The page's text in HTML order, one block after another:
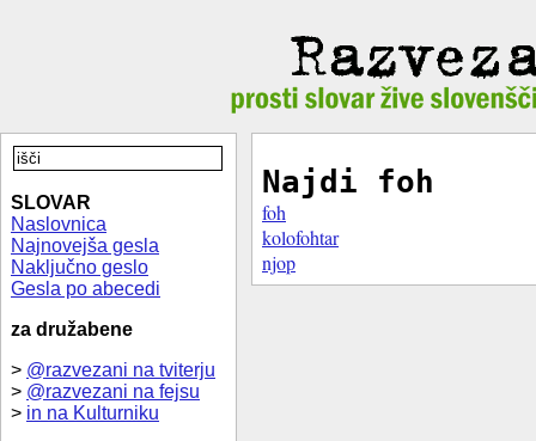
SLOVAR
Naslovnica
Najnovejša gesla
Naključno geslo
Gesla po abecedi
za družabene
> @razvezani na tviterju
> @razvezani na fejsu
> in na Kulturniku
Najdi foh
foh
kolofohtar
njop